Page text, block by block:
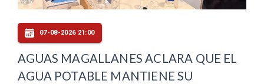
07-08-2026 21:00
AGUAS MAGALLANES ACLARA QUE EL
AGUA POTABLE MANTIENE SU